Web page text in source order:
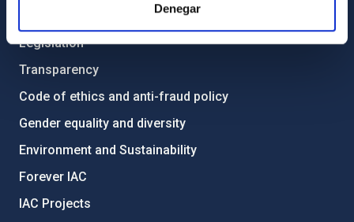
Denegar
Legislation
Transparency
Code of ethics and anti-fraud policy
Gender equality and diversity
Environment and Sustainability
Forever IAC
IAC Projects